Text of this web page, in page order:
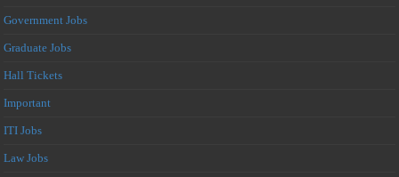
Government Jobs
Graduate Jobs
Hall Tickets
Important
ITI Jobs
Law Jobs